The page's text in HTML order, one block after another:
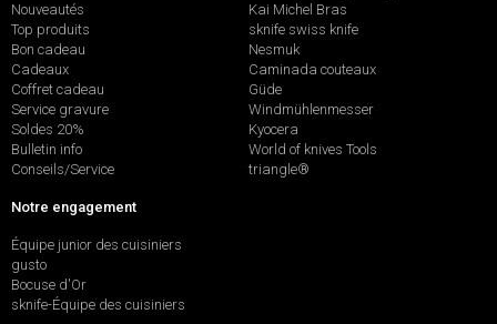
Nouveautés
Top produits
Bon cadeau
Cadeaux
Coffret cadeau
Service gravure
Soldes 20%
Bulletin info
Conseils/Service
Kai Michel Bras
sknife swiss knife
Nesmuk
Caminada couteaux
Güde
Windmühlenmesser
Kyocera
World of knives Tools
triangle®
Notre engagement
Équipe junior des cuisiniers
gusto
Bocuse d'Or
sknife-Équipe des cuisiniers